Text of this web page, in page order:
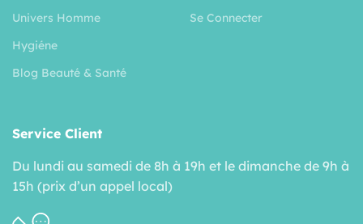
Univers Homme
Hygiéne
Blog Beauté & Santé
Se Connecter
Service Client
Du lundi au samedi de 8h à 19h et le dimanche de 9h à
15h (prix d’un appel local)